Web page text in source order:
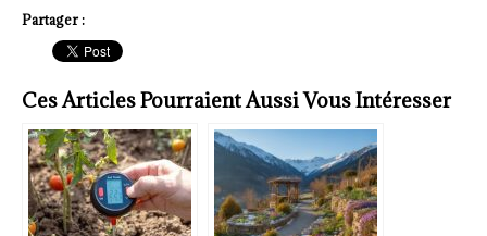
Partager :
Ces Articles Pourraient Aussi Vous Intéresser